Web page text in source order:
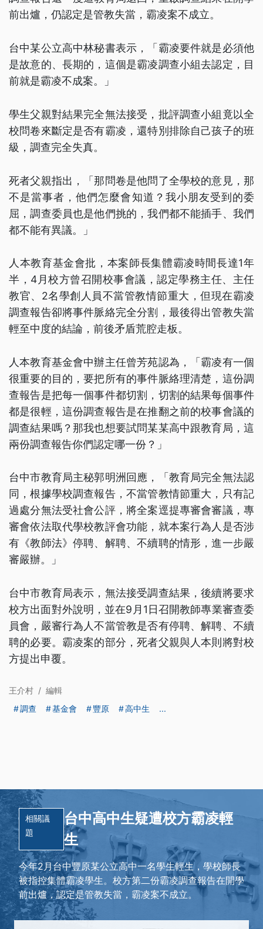
前出爐，仍認定是管教失當，霸凌案不成立。
台中某公立高中林秘書表示，「霸凌要件就是必須他
是故意的、長期的，這個是霸凌調查小組去認定，目
前就是霸凌不成案。」
學生父親對結果完全無法接受，批評調查小組竟以全
校問卷來斷定是否有霸凌，還特別排除自己孩子的班
級，調查完全失真。
死者父親指出，「那問卷是他問了全學校的意見，那
不是當事者，他們怎麼會知道？我小朋友受到的委
屈，調查委員也是他們挑的，我們都不能插手、我們
都不能有異議。」
人本教育基金會批，本案師長集體霸凌時間長達1年
半，4月校方曾召開校事會議，認定學務主任、主任
教官、2名學創人員不當管教情節重大，但現在霸凌
調查報告卻將事件脈絡完全分割，最後得出管教失當
輕至中度的結論，前後矛盾荒腔走板。
人本教育基金會中辦主任曾芳苑認為，「霸凌有一個
很重要的目的，要把所有的事件脈絡理清楚，這份調
查報告是把每一個事件都切割，切割的結果每個事件
都是很輕，這份調查報告是在推翻之前的校事會議的
調查結果嗎？那我也想要試問某某高中跟教育局，這
兩份調查報告你們認定哪一份？」
台中市教育局主秘郭明洲回應，「教育局完全無法認
同，根據學校調查報告，不當管教情節重大，只有記
過處分無法受社會公評，將全案逕提專審會審議，專
審會依法取代學校教評會功能，就本案行為人是否涉
有《教師法》停聘、解聘、不續聘的情形，進一步嚴
審嚴辦。」
台中市教育局表示，無法接受調查結果，後續將要求
校方出面對外說明，並在9月1日召開教師專業審查委
員會，嚴審行為人不當管教是否有停聘、解聘、不續
聘的必要。霸凌案的部分，死者父親與人本則將對校
方提出申覆。
王介村 / 編輯
調查
基金會 豐原 高中生 ...
相關議
題
台中高中生疑遭校方霸凌輕
生
今年2月台中豐原某公立高中一名學生輕生，學校師長
被指控集體霸凌學生。校方第二份霸凌調查報告在開學
前出爐，認定是管教失當，霸凌案不成立。